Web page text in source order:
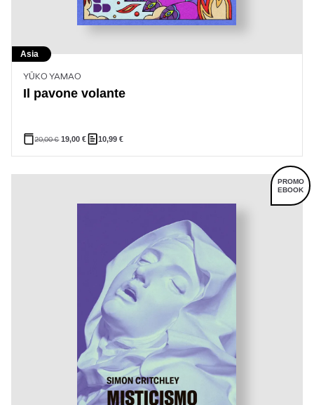
Asia
YŪKO YAMAO
Il pavone volante
20,00€ 19,00€ 10,99 €
PROMO
EBOOK